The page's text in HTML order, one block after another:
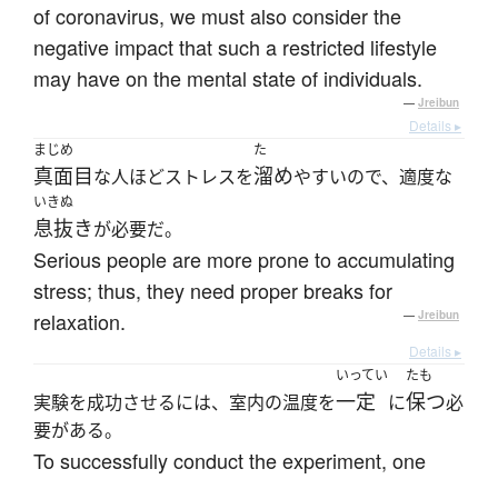
of coronavirus, we must also consider the
negative impact that such a restricted lifestyle
may have on the mental state of individuals.
— Jreibun
Details ▸
まじめ
真面目な人ほどストレスを
た
溜めやすいので、適度な
いきぬ
息抜きが必要だ。
Serious people are more prone to accumulating
stress; thus, they need proper breaks for
relaxation.
— Jreibun
Details ▸
実験を成功させるには、室内の温度を
いってい
一定 に
たも
保つ必
要がある。
To successfully conduct the experiment, one